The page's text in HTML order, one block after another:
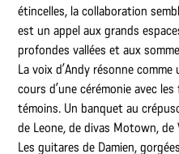
étincelles, la collaboration
est un appel aux grands
profondes vallées et aux
La voix d’Andy résonne
cours d’une cérémonie avec
témoins. Un banquet au
de Leone, de divas Motown, de
Les guitares de Damien,